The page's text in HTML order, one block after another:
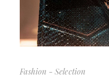
Fashion - Selection